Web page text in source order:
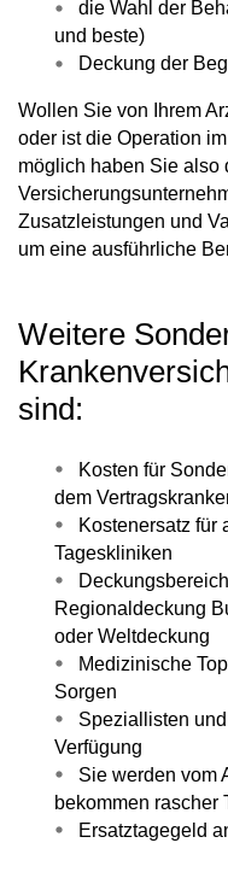
die Wahl der
und beste)
Deckung der
Wollen Sie von Ihrem
oder ist die Operation
möglich haben Sie also
Zusatzleistungen und
um eine ausführliche
Weitere
sind:
Kosten für
dem
Kostenersatz für
Tageskliniken
Regionaldeckung
oder Weltdeckung
Medizinische
Sorgen
Speziallisten
Verfügung
Sie werden vom
bekommen rascher
Ersatztagegeld